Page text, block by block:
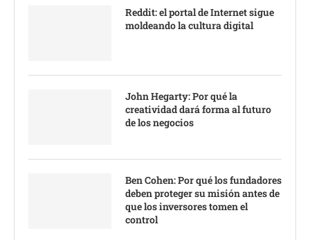
Reddit: el portal de Internet sigue
moldeando la cultura digital
John Hegarty: Por qué la
creatividad dará forma al futuro
de los negocios
Ben Cohen: Por qué los fundadores
deben proteger su misión antes de
que los inversores tomen el
control